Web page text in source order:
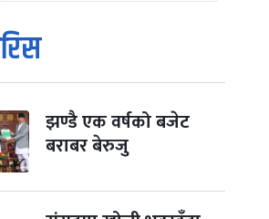
कार्तिक सङ्क्रान्ति
कार्तिक १, २०८३
कार्तिक ३, २०८३ -Oct 20, 2026
विजयादशमी
कार्तिक ४, २०८३
झण्डै एक वर्षको बजेट
बराबर बेरुजु